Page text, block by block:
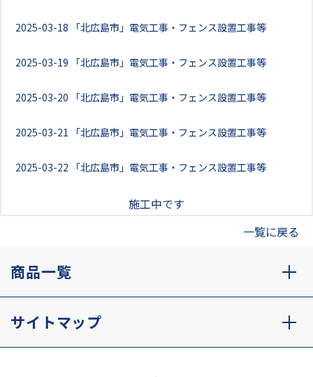
2025-03-18 「北広島市」電気工事・フェンス設置工事等
2025-03-19 「北広島市」電気工事・フェンス設置工事等
2025-03-20 「北広島市」電気工事・フェンス設置工事等
2025-03-21 「北広島市」電気工事・フェンス設置工事等
2025-03-22 「北広島市」電気工事・フェンス設置工事等
施工中です
一覧に戻る
商品一覧
サイトマップ